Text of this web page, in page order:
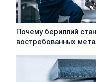
Почему
бериллий
Почему бериллий
востребованных